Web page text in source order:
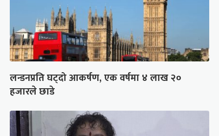
लन्डनप्रति घट्दो आकर्षण, एक वर्षमा ४ लाख २०
हजारले छाडे